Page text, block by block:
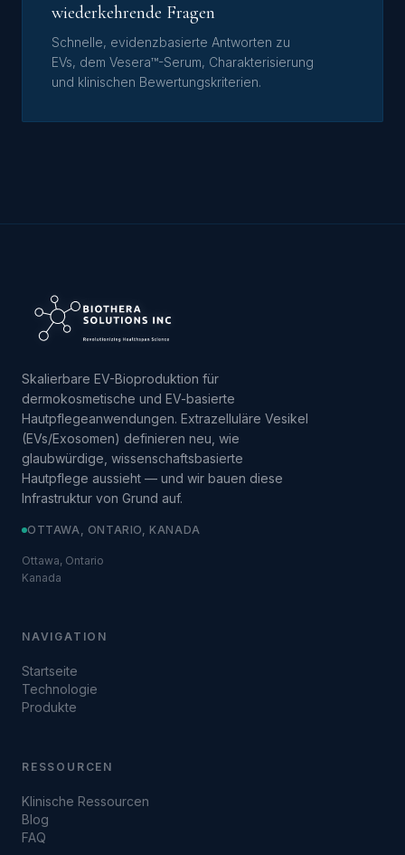
wiederkehrende Fragen
Schnelle, evidenzbasierte Antworten zu
EVs, dem Vesera™-Serum, Charakterisierung
und klinischen Bewertungskriterien.
Skalierbare EV-Bioproduktion für
dermokosmetische und EV-basierte
Hautpflegeanwendungen. Extrazelluläre Vesikel
(EVs/Exosomen) definieren neu, wie
glaubwürdige, wissenschaftsbasierte
Hautpflege aussieht — und wir bauen diese
Infrastruktur von Grund auf.
OTTAWA, ONTARIO, KANADA
Ottawa, Ontario
Kanada
NAVIGATION
Startseite
Technologie
Produkte
RESSOURCEN
Klinische Ressourcen
Blog
FAQ